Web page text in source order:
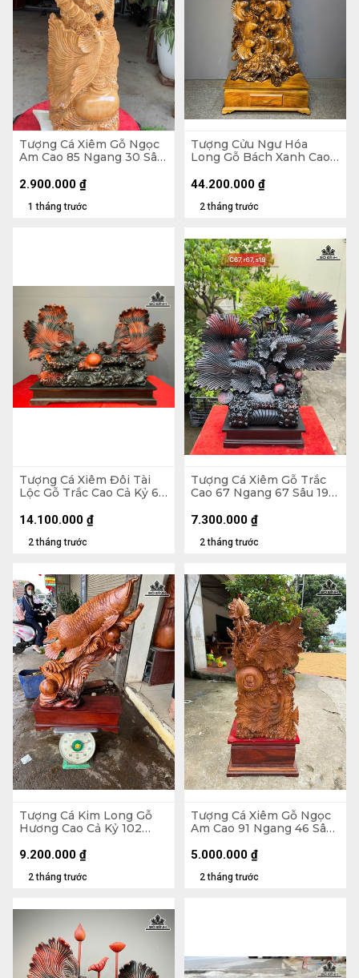
Tượng Cá Xiêm Gỗ Ngọc
Am Cao 85 Ngang 30 Sâu
1 tháng trước
2.900.000 ₫
Tượng Cửu Ngư Hóa
Long Gỗ Bách Xanh Cao
45 (cm) - Kỷ Cao 30
2 tháng trước
44.200.000 ₫
Tượng Cá Xiêm Đôi Tài
Lộc Gỗ Trắc Cao Cả Kỷ 66
Kỷ Cao 10
2 tháng trước
14.100.000 ₫
Tượng Cá Xiêm Gỗ Trắc
Cao 67 Ngang 67 Sâu 19
2 tháng trước
7.300.000 ₫
Tượng Cá Kim Long Gỗ
Hương Cao Cả Kỷ 102
Kỷ Cao 20
2 tháng trước
9.200.000 ₫
Tượng Cá Xiêm Gỗ Ngọc
Am Cao 91 Ngang 46 Sâu
2 tháng trước
5.000.000 ₫